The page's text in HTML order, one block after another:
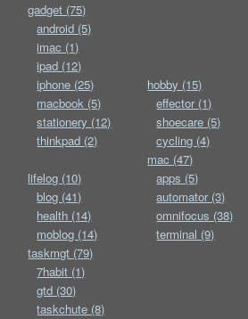
gadget (75)
android (5)
imac (1)
ipad (12)
iphone (25)
macbook (5)
stationery (12)
thinkpad (2)
hobby (15)
effector (1)
shoecare (5)
cycling (4)
lifelog (10)
blog (41)
health (14)
moblog (14)
mac (47)
apps (5)
automator (3)
omnifocus (38)
terminal (9)
taskmgt (79)
7habit (1)
gtd (30)
taskchute (8)